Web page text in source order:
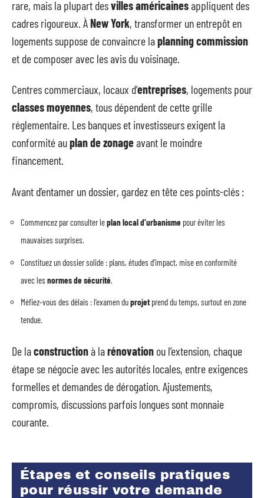
rare, mais la plupart desvilles américainesappliquent des
cadres rigoureux. ÀNew York, transformer un entrepôt en
logements suppose de convaincre laplanning commission
et de composer avec les avis du voisinage.
Centres commerciaux, locaux d’entreprises, logements pour
classes moyennes, tous dépendent de cette grille
réglementaire. Les banques et investisseurs exigent la
conformité auplan de zonageavant le moindre
financement.
Avant d’entamer un dossier, gardez en tête ces points-clés :
Commencez par consulter leplan local d’urbanisme pour éviter les
mauvaises surprises.
Constituez un dossier solide : plans, études d’impact, mise en conformité
avec les normes de sécurité
Méfiez-vous des délais : l’examen duprojet prend du temps, surtout en zone
tendue.
De laconstructionà larénovation ou l’extension, chaque
étape se négocie avec les autorités locales, entre exigences
formelles et demandes de dérogation. Ajustements,
compromis, discussions parfois longues sont monnaie
courante.
Étapes et conseils pratiques
pour réussir votre demande